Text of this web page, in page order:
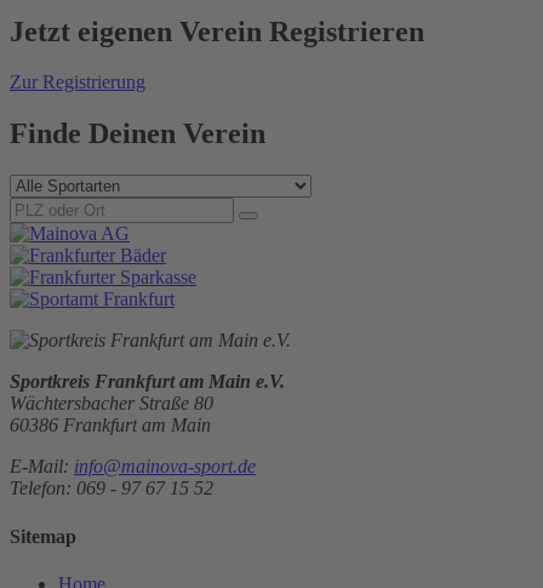
Jetzt eigenen Verein Registrieren
Zur Registrierung
Finde Deinen Verein
Sportkreis Frankfurt am Main e.V.
Wächtersbacher Straße 80
60386 Frankfurt am Main
E-Mail: info@mainova-sport.de
Telefon: 069 - 97 67 15 52
Sitemap
Home